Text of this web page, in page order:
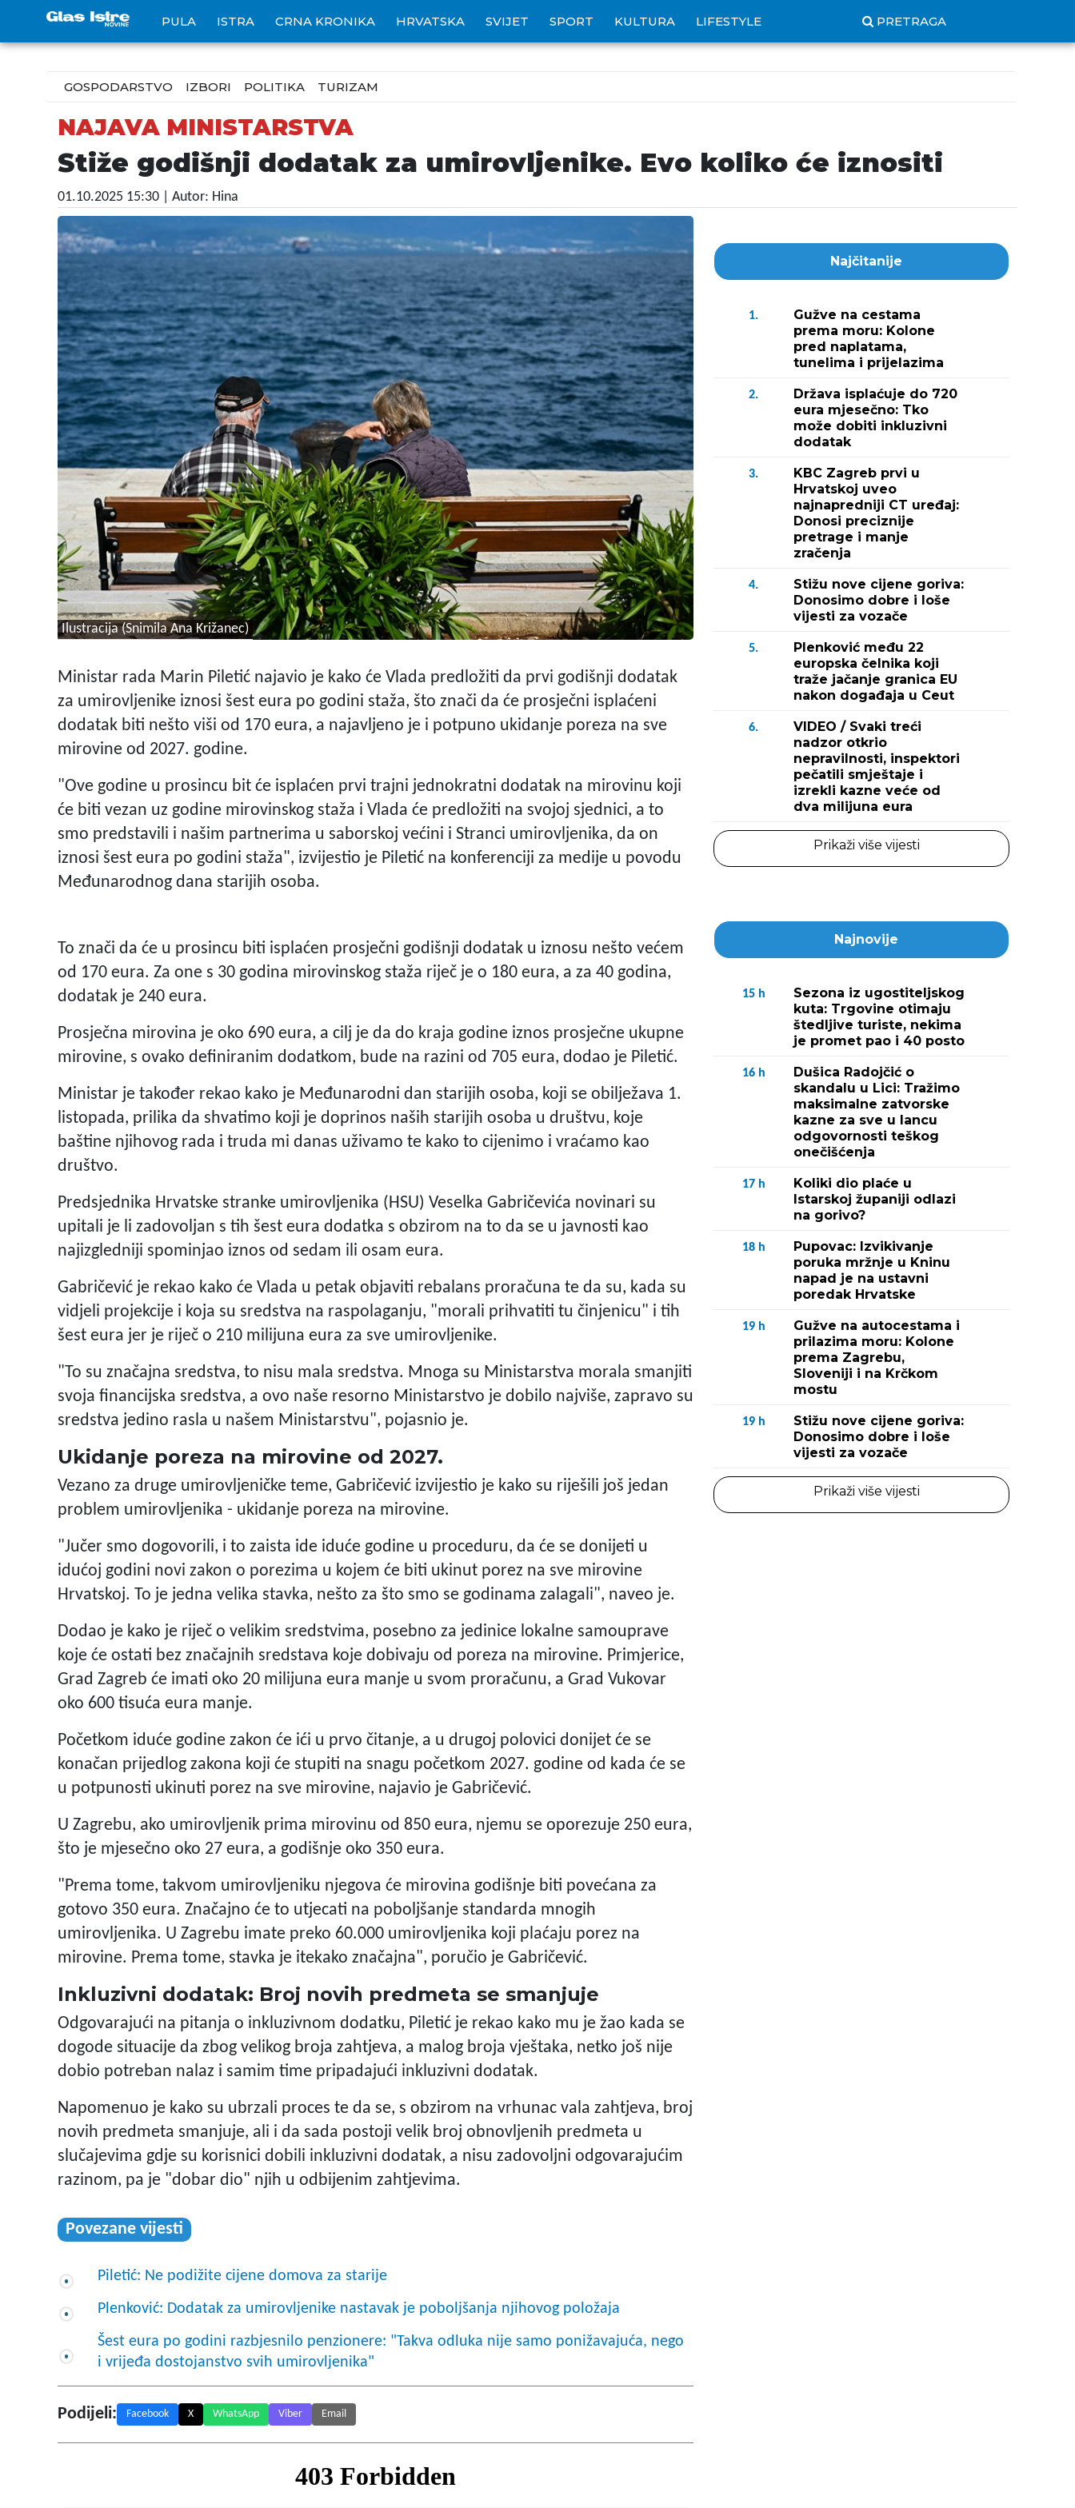
PULA ISTRA CRNA KRONIKA HRVATSKA SVIJET SPORT KULTURA LIFESTYLE PRETRAGA
GOSPODARSTVO IZBORI POLITIKA TURIZAM
NAJAVA MINISTARSTVA
Stiže godišnji dodatak za umirovljenike. Evo koliko će iznositi
01.10.2025 15:30 | Autor: Hina
Ilustracija (Snimila Ana Križanec)
Ministar rada Marin Piletić najavio je kako će Vlada predložiti da prvi godišnji dodatak
za umirovljenike iznosi šest eura po godini staža, što znači da će prosječni isplaćeni
dodatak biti nešto viši od 170 eura, a najavljeno je i potpuno ukidanje poreza na sve
mirovine od 2027. godine.
"Ove godine u prosincu bit će isplaćen prvi trajni jednokratni dodatak na mirovinu koji
će biti vezan uz godine mirovinskog staža i Vlada će predložiti na svojoj sjednici, a to
smo predstavili i našim partnerima u saborskoj većini i Stranci umirovljenika, da on
iznosi šest eura po godini staža", izvijestio je Piletić na konferenciji za medije u povodu
Međunarodnog dana starijih osoba.
To znači da će u prosincu biti isplaćen prosječni godišnji dodatak u iznosu nešto većem
od 170 eura. Za one s 30 godina mirovinskog staža riječ je o 180 eura, a za 40 godina,
dodatak je 240 eura.
Prosječna mirovina je oko 690 eura, a cilj je da do kraja godine iznos prosječne ukupne
mirovine, s ovako definiranim dodatkom, bude na razini od 705 eura, dodao je Piletić.
Ministar je također rekao kako je Međunarodni dan starijih osoba, koji se obilježava 1.
listopada, prilika da shvatimo koji je doprinos naših starijih osoba u društvu, koje
baštine njihovog rada i truda mi danas uživamo te kako to cijenimo i vraćamo kao
društvo.
Predsjednika Hrvatske stranke umirovljenika (HSU) Veselka Gabričevića novinari su
upitali je li zadovoljan s tih šest eura dodatka s obzirom na to da se u javnosti kao
najizgledniji spominjao iznos od sedam ili osam eura.
Gabričević je rekao kako će Vlada u petak objaviti rebalans proračuna te da su, kada su
vidjeli projekcije i koja su sredstva na raspolaganju, "morali prihvatiti tu činjenicu" i tih
šest eura jer je riječ o 210 milijuna eura za sve umirovljenike.
"To su značajna sredstva, to nisu mala sredstva. Mnoga su Ministarstva morala smanjiti
svoja financijska sredstva, a ovo naše resorno Ministarstvo je dobilo najviše, zapravo su
sredstva jedino rasla u našem Ministarstvu", pojasnio je.
Ukidanje poreza na mirovine od 2027.
Vezano za druge umirovljeničke teme, Gabričević izvijestio je kako su riješili još jedan
problem umirovljenika - ukidanje poreza na mirovine.
"Jučer smo dogovorili, i to zaista ide iduće godine u proceduru, da će se donijeti u
idućoj godini novi zakon o porezima u kojem će biti ukinut porez na sve mirovine
Hrvatskoj. To je jedna velika stavka, nešto za što smo se godinama zalagali", naveo je.
Dodao je kako je riječ o velikim sredstvima, posebno za jedinice lokalne samouprave
koje će ostati bez značajnih sredstava koje dobivaju od poreza na mirovine. Primjerice,
Grad Zagreb će imati oko 20 milijuna eura manje u svom proračunu, a Grad Vukovar
oko 600 tisuća eura manje.
Početkom iduće godine zakon će ići u prvo čitanje, a u drugoj polovici donijet će se
konačan prijedlog zakona koji će stupiti na snagu početkom 2027. godine od kada će se
u potpunosti ukinuti porez na sve mirovine, najavio je Gabričević.
U Zagrebu, ako umirovljenik prima mirovinu od 850 eura, njemu se oporezuje 250 eura,
što je mjesečno oko 27 eura, a godišnje oko 350 eura.
"Prema tome, takvom umirovljeniku njegova će mirovina godišnje biti povećana za
gotovo 350 eura. Značajno će to utjecati na poboljšanje standarda mnogih
umirovljenika. U Zagrebu imate preko 60.000 umirovljenika koji plaćaju porez na
mirovine. Prema tome, stavka je itekako značajna", poručio je Gabričević.
Inkluzivni dodatak: Broj novih predmeta se smanjuje
Odgovarajući na pitanja o inkluzivnom dodatku, Piletić je rekao kako mu je žao kada se
dogode situacije da zbog velikog broja zahtjeva, a malog broja vještaka, netko još nije
dobio potreban nalaz i samim time pripadajući inkluzivni dodatak.
Napomenuo je kako su ubrzali proces te da se, s obzirom na vrhunac vala zahtjeva, broj
novih predmeta smanjuje, ali i da sada postoji velik broj obnovljenih predmeta u
slučajevima gdje su korisnici dobili inkluzivni dodatak, a nisu zadovoljni odgovarajućim
razinom, pa je "dobar dio" njih u odbijenim zahtjevima.
Povezane vijesti
Piletić: Ne podižite cijene domova za starije
Plenković: Dodatak za umirovljenike nastavak je poboljšanja njihovog položaja
Šest eura po godini razbjesnilo penzionere: "Takva odluka nije samo ponižavajuća, nego
i vrijeđa dostojanstvo svih umirovljenika"
Podijeli: Facebook X WhatsApp Viber Email
Najčitanije
1.
Gužve na cestama
prema moru: Kolone
pred naplatama,
tunelima i prijelazima
2.
Država isplaćuje do 720
eura mjesečno: Tko
može dobiti inkluzivni
dodatak
3.
KBC Zagreb prvi u
Hrvatskoj uveo
najnapredniji CT uređaj:
Donosi preciznije
pretrage i manje
zračenja
4.
Stižu nove cijene goriva:
Donosimo dobre i loše
vijesti za vozače
5.
Plenković među 22
europska čelnika koji
traže jačanje granica EU
nakon događaja u Ceut
6.
VIDEO / Svaki treći
nadzor otkrio
nepravilnosti, inspektori
pečatili smještaje i
izrekli kazne veće od
dva milijuna eura
Prikaži više vijesti
Najnovije
15 h
Sezona iz ugostiteljskog
kuta: Trgovine otimaju
štedljive turiste, nekima
je promet pao i 40 posto
16 h
Dušica Radojčić o
skandalu u Lici: Tražimo
maksimalne zatvorske
kazne za sve u lancu
odgovornosti teškog
onečišćenja
17 h
Koliki dio plaće u
Istarskoj županiji odlazi
na gorivo?
18 h
Pupovac: Izvikivanje
poruka mržnje u Kninu
napad je na ustavni
poredak Hrvatske
19 h
Gužve na autocestama i
prilazima moru: Kolone
prema Zagrebu,
Sloveniji i na Krčkom
mostu
19 h
Stižu nove cijene goriva:
Donosimo dobre i loše
vijesti za vozače
Prikaži više vijesti